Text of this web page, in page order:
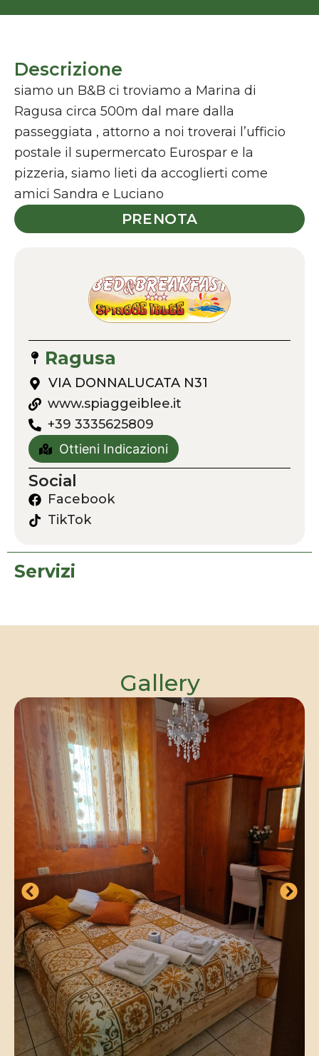
Descrizione
siamo un B&B ci troviamo a Marina di
Ragusa circa 500m dal mare dalla
passeggiata , attorno a noi troverai l’ufficio
postale il supermercato Eurospar e la
pizzeria, siamo lieti da accoglierti come
amici Sandra e Luciano
PRENOTA
Ragusa
VIA DONNALUCATA N31
www.spiaggeiblee.it
+39 3335625809
Ottieni Indicazioni
Social
Facebook
TikTok
Servizi
Gallery